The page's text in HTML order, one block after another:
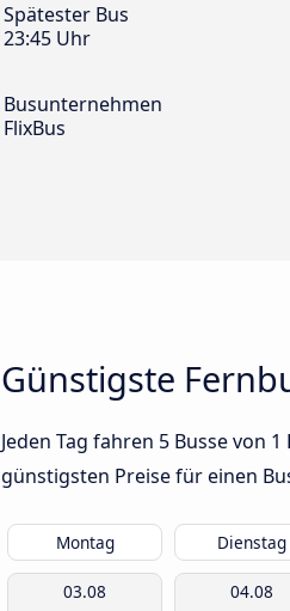
Spätester Bus
23:45 Uhr
Busunternehmen
FlixBus
Günstigste
Jeden Tag fahren 5 Busse von
günstigsten Preise für einen
Montag Dienstag
03.08 04.08